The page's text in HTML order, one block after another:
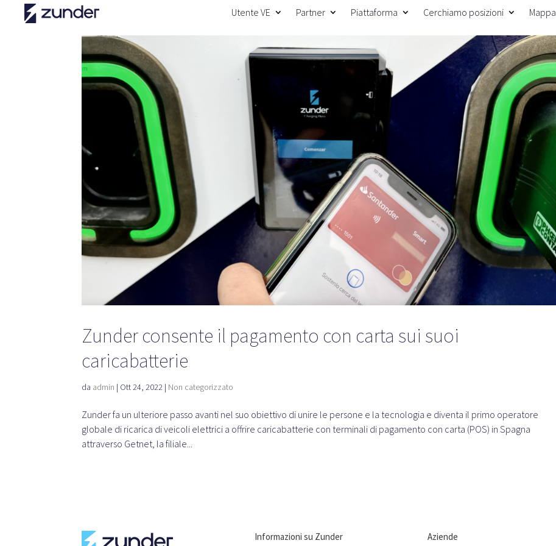
Utente VE Partner Piattaforma Cerchiamo posizioni Mappa
Zunder consente il pagamento con carta sui suoi
caricabatterie
da admin | Ott 24, 2022 | Non categorizzato
Zunder fa un ulteriore passo avanti nel suo obiettivo di unire le persone e la tecnologia e diventa il primo operatore
globale di ricarica di veicoli elettrici a offrire caricabatterie con terminali di pagamento con carta (POS) in Spagna
attraverso Getnet, la filiale...
Informazioni su Zunder Aziende